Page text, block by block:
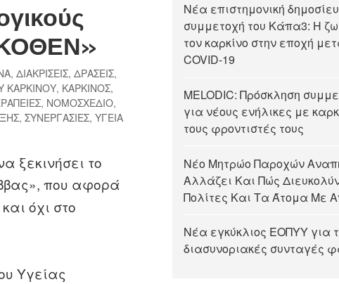
,ΔΙΑΚΡΙΣΕΙΣ,ΔΡΑΣΕΙΣ,
ΚΑΡΚΙΝΟΥ, ΚΑΡΚΙΝΟΣ,
, ΝΟΜΟΣΧΕΔΙΟ,
,ΣΥΝΕΡΓΑΣΙΕΣ,ΥΓΕΙΑ
ξεκινήσει το
που αφορά
και όχι στο
Υγείας
Νέα επιστημονική
συμμετοχή του Κάπα3: Η
τον καρκίνο στην εποχή
COVID-19
MELODIC: Πρόσκληση
για νέους ενήλικες με
τους φροντιστές τους
Νέο Μητρώο Παροχών
Αλλάζει Και Πώς
Πολίτες Και Τα Άτομα Με
Νέα εγκύκλιος ΕΟΠΥΥ για
διασυνοριακές συνταγές